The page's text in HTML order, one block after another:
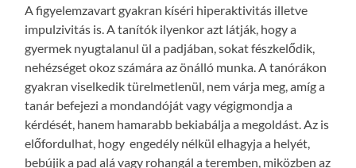
A figyelemzavart gyakran kíséri hiperaktivitás illetve
impulzivitás is. A tanítók ilyenkor azt látják, hogy a
gyermek nyugtalanul ül a padjában, sokat fészkelődik,
nehézséget okoz számára az önálló munka. A tanórákon
gyakran viselkedik türelmetlenül, nem várja meg, amíg a
tanár befejezi a mondandóját vagy végigmondja a
kérdését, hanem hamarabb bekiabálja a megoldást. Az is
előfordulhat, hogy engedély nélkül elhagyja a helyét,
bebújik a pad alá vagy rohangál a teremben, miközben az